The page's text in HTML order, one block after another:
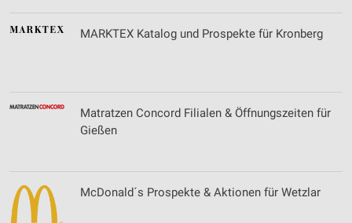
MARKTEX Katalog und Prospekte für Kronberg
Matratzen Concord Filialen & Öffnungszeiten für
Gießen
McDonald´s Prospekte & Aktionen für Wetzlar